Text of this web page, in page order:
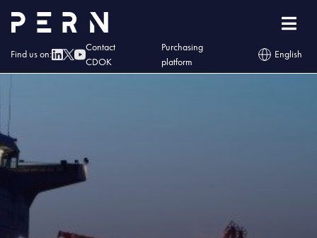
Find us on:
Contact
CDOK
Purchasing
platform
English
Home »Blog
Baza w Dębogórzu – rekordowy rozładunek tankowca z olejem